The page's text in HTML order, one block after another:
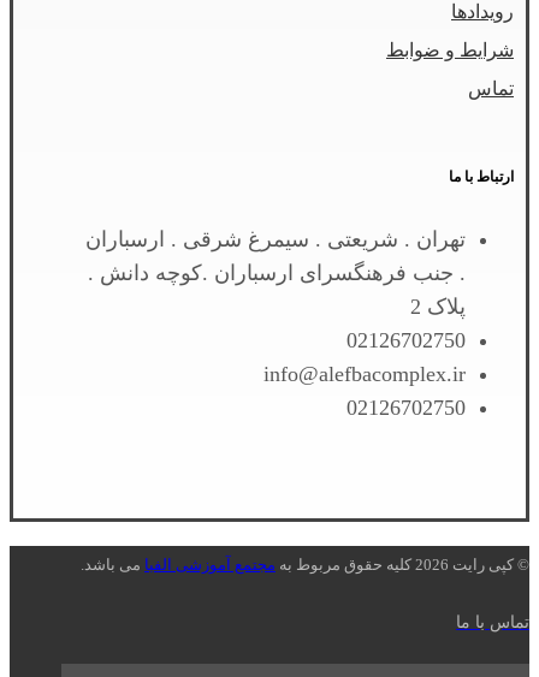
رویدادها
شرایط و ضوابط
تماس
ارتباط با ما
تهران . شریعتی . سیمرغ شرقی . ارسباران
. جنب فرهنگسرای ارسباران .کوچه دانش .
پلاک 2
02126702750
info@alefbacomplex.ir
02126702750
© کپی رایت 2026 کلیه حقوق مربوط به مجتمع آموزشی الفبا می باشد.
تماس با ما